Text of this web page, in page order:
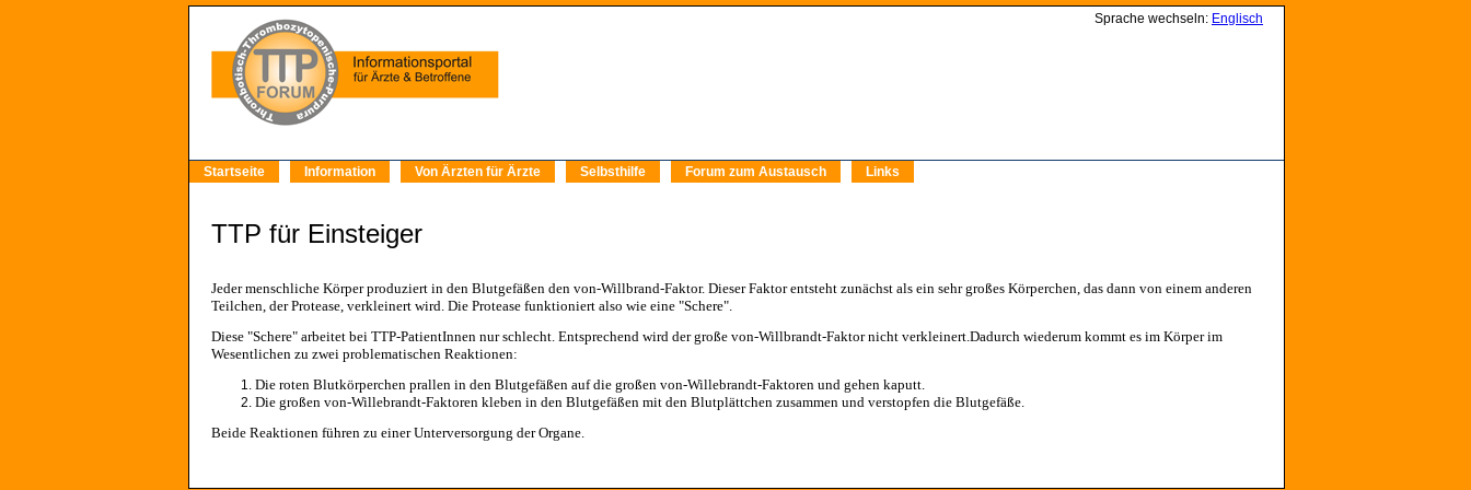
Sprache wechseln: Englisch
Startseite Information Von Ärzten für Ärzte Selbsthilfe Forum zum Austausch Links
TTP für Einsteiger
Jeder menschliche Körper produziert in den Blutgefäßen den von-Willbrand-Faktor. Dieser Faktor entsteht zunächst als ein sehr großes Körperchen, das dann von einem anderen
Teilchen, der Protease, verkleinert wird. Die Protease funktioniert also wie eine "Schere".
Diese "Schere" arbeitet bei TTP-PatientInnen nur schlecht. Entsprechend wird der große von-Willbrandt-Faktor nicht verkleinert.Dadurch wiederum kommt es im Körper im
Wesentlichen zu zwei problematischen Reaktionen:
Die roten Blutkörperchen prallen in den Blutgefäßen auf die großen von-Willebrandt-Faktoren und gehen kaputt.
Die großen von-Willebrandt-Faktoren kleben in den Blutgefäßen mit den Blutplättchen zusammen und verstopfen die Blutgefäße.
Beide Reaktionen führen zu einer Unterversorgung der Organe.